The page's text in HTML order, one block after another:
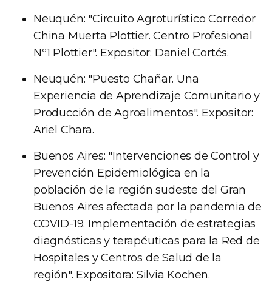
Neuquén: "Circuito Agroturístico Corredor
China Muerta Plottier. Centro Profesional
Nº1 Plottier". Expositor: Daniel Cortés.
Neuquén: "Puesto Chañar. Una
Experiencia de Aprendizaje Comunitario y
Producción de Agroalimentos". Expositor:
Ariel Chara.
Buenos Aires: "Intervenciones de Control y
Prevención Epidemiológica en la
población de la región sudeste del Gran
Buenos Aires afectada por la pandemia de
COVID-19. Implementación de estrategias
diagnósticas y terapéuticas para la Red de
Hospitales y Centros de Salud de la
región". Expositora: Silvia Kochen.